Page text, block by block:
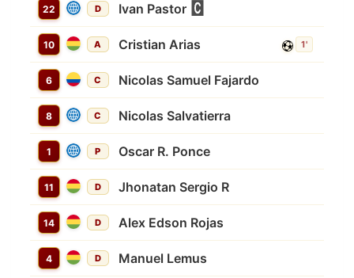
22 D Ivan Pastor
10 A Cristian Arias 1'
6 C Nicolas Samuel Fajardo
8 C Nicolas Salvatierra
1 P Oscar R. Ponce
11 D Jhonatan Sergio R
14 D Alex Edson Rojas
4 D Manuel Lemus